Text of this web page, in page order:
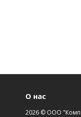
О нас
2026 © ООО